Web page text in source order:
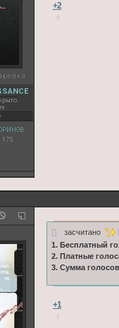
175
+2
засчитано
1. Бесплатный
2. Платные
3. Сумма
+1